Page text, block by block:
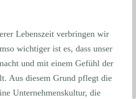
Lebenszeit verbringen wir
wichtiger ist es, dass unser
und mit einem Gefühl der
Aus diesem Grund pflegt die
Unternehmenskultur, die